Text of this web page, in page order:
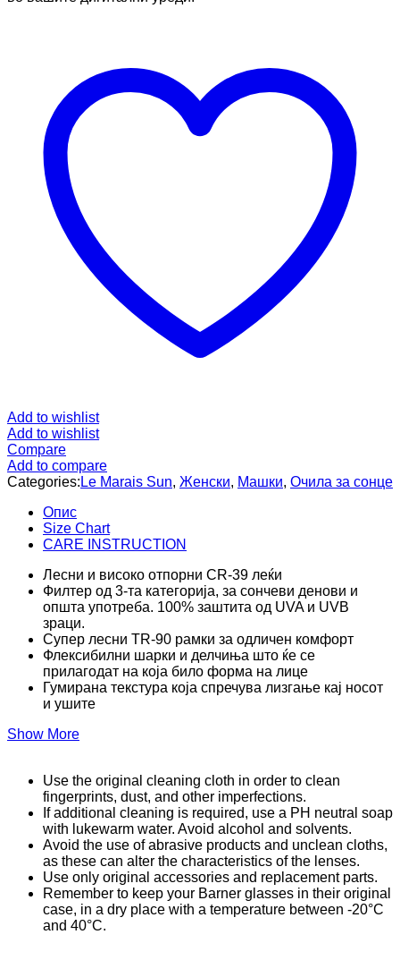
Add to wishlist
Add to wishlist
Compare
Add to compare
Categories: Le Marais Sun, Женски, Машки, Очила за сонце
Опис
Size Chart
CARE INSTRUCTION
Лесни и високо отпорни CR-39 леќи
Филтер од 3-та категорија, за сончеви денови и
општа употреба. 100% заштита од UVA и UVB
зраци.
Супер лесни TR-90 рамки за одличен комфорт
Флексибилни шарки и делчиња што ќе се
прилагодат на која било форма на лице
Гумирана текстура која спречува лизгање кај носот
и ушите
Show More
Use the original cleaning cloth in order to clean
fingerprints, dust, and other imperfections.
If additional cleaning is required, use a PH neutral soap
with lukewarm water. Avoid alcohol and solvents.
Avoid the use of abrasive products and unclean cloths,
as these can alter the characteristics of the lenses.
Use only original accessories and replacement parts.
Remember to keep your Barner glasses in their original
case, in a dry place with a temperature between -20°C
and 40°C.